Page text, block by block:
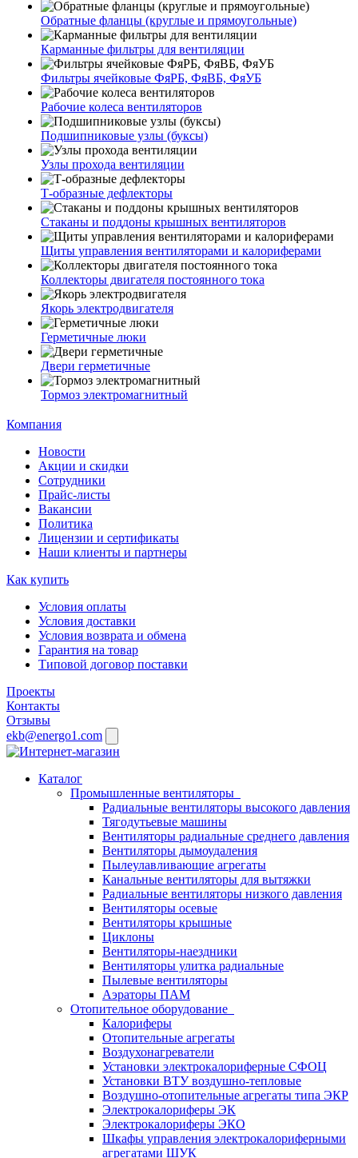
Обратные фланцы (круглые и прямоугольные)
Карманные фильтры для вентиляции
Фильтры ячейковые ФяРБ, ФяВБ, ФяУБ
Рабочие колеса вентиляторов
Подшипниковые узлы (буксы)
Узлы прохода вентиляции
Т-образные дефлекторы
Стаканы и поддоны крышных вентиляторов
Щиты управления вентиляторами и калориферами
Коллекторы двигателя постоянного тока
Якорь электродвигателя
Герметичные люки
Двери герметичные
Тормоз электромагнитный
Компания
Новости
Акции и скидки
Сотрудники
Прайс-листы
Вакансии
Политика
Лицензии и сертификаты
Наши клиенты и партнеры
Как купить
Условия оплаты
Условия доставки
Условия возврата и обмена
Гарантия на товар
Типовой договор поставки
Проекты
Контакты
Отзывы
ekb@energo1.com
Каталог
Промышленные вентиляторы
Радиальные вентиляторы высокого давления
Тягодутьевые машины
Вентиляторы радиальные среднего давления
Вентиляторы дымоудаления
Пылеулавливающие агрегаты
Канальные вентиляторы для вытяжки
Радиальные вентиляторы низкого давления
Вентиляторы осевые
Вентиляторы крышные
Циклоны
Вентиляторы-наездники
Вентиляторы улитка радиальные
Пылевые вентиляторы
Аэраторы ПАМ
Отопительное оборудование
Калориферы
Отопительные агрегаты
Воздухонагреватели
Установки электрокалориферные СФОЦ
Установки ВТУ воздушно-тепловые
Воздушно-отопительные агрегаты типа ЭКР
Электрокалориферы ЭК
Электрокалориферы ЭКО
Шкафы управления электрокалориферными
агрегатами ШУК